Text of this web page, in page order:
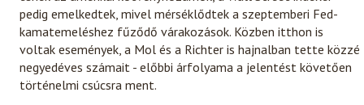
pedig emelkedtek, mivel mérséklődtek a szeptemberi Fed-
kamatemeléshez fűződő várakozások. Közben itthon is
voltak események, a Mol és a Richter is hajnalban tette közzé
negyedéves számait - előbbi árfolyama a jelentést követően
történelmi csúcsra ment.